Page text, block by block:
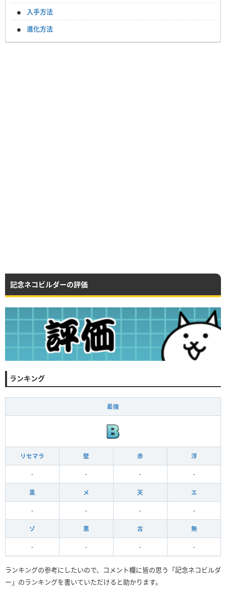
入手方法
進化方法
記念ネコビルダーの評価
ランキング
最強
リセマラ 壁 赤 浮
- - - -
黒 メ 天 エ
- - - -
ゾ 悪 古 無
- - - -
ランキングの参考にしたいので、コメント欄に皆の思う「記念ネコビルダ
ー」のランキングを書いていただけると助かります。